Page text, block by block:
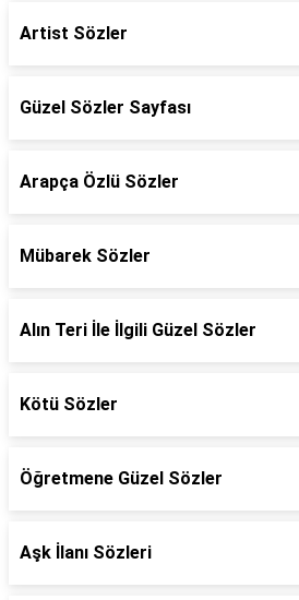
Artist Sözler
Güzel Sözler Sayfası
Arapça Özlü Sözler
Mübarek Sözler
Alın Teri İle İlgili Güzel Sözler
Kötü Sözler
Öğretmene Güzel Sözler
Aşk İlanı Sözleri